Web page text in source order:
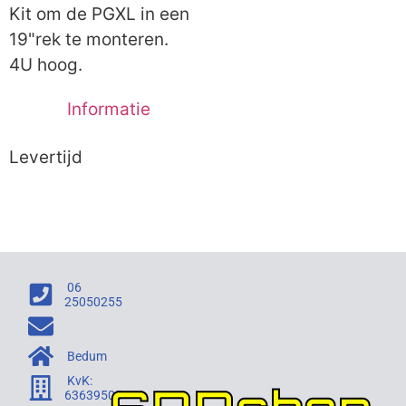
Kit om de PGXL in een
19"rek te monteren.
4U hoog.
Informatie
Levertijd
06
25050255
Bedum
KvK:
63639505